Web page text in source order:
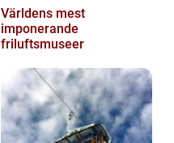
Världens mest
imponerande
friluftsmuseer